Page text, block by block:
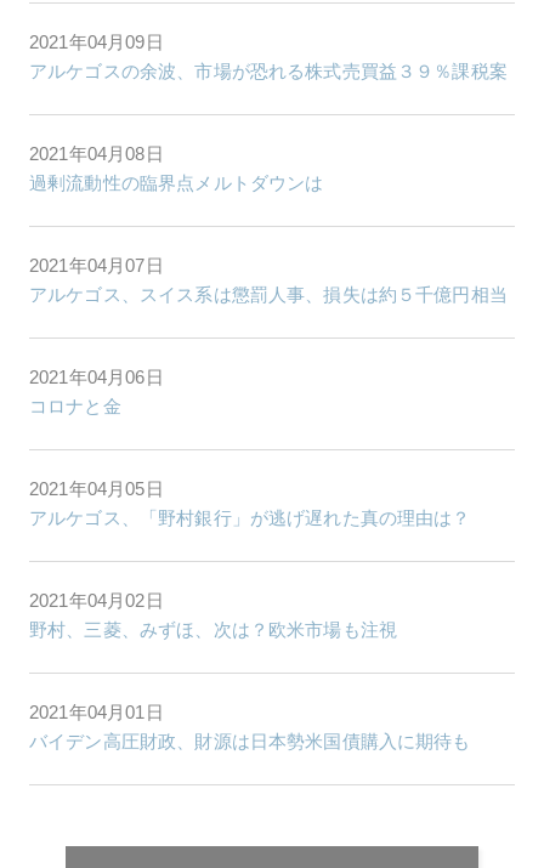
2021年04月09日
アルケゴスの余波、市場が恐れる株式売買益３９％課税案
2021年04月08日
過剰流動性の臨界点メルトダウンは
2021年04月07日
アルケゴス、スイス系は懲罰人事、損失は約５千億円相当
2021年04月06日
コロナと金
2021年04月05日
アルケゴス、「野村銀行」が逃げ遅れた真の理由は？
2021年04月02日
野村、三菱、みずほ、次は？欧米市場も注視
2021年04月01日
バイデン高圧財政、財源は日本勢米国債購入に期待も